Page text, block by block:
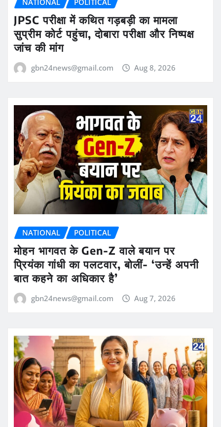
JPSC परीक्षा में कथित गड़बड़ी का मामला
सुप्रीम कोर्ट पहुंचा, दोबारा परीक्षा और निष्पक्ष
जांच की मांग
gbn24news@gmail.com Aug 8, 2026
NATIONAL POLITICAL
मोहन भागवत के Gen-Z वाले बयान पर
प्रियंका गांधी का पलटवार, बोलीं- ‘उन्हें अपनी
बात कहने का अधिकार है’
gbn24news@gmail.com Aug 7, 2026